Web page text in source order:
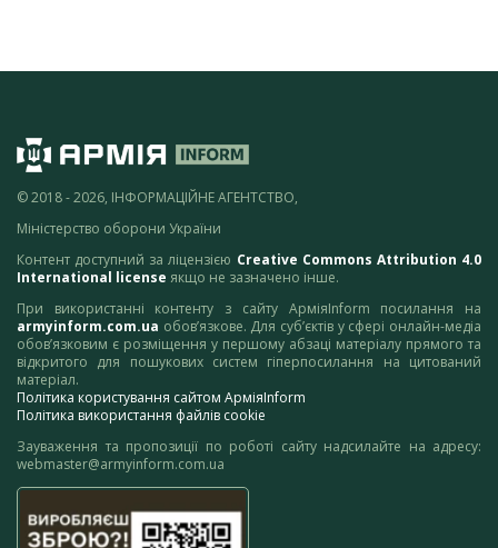
© 2018 - 2026, ІНФОРМАЦІЙНЕ АГЕНТСТВО,
Міністерство оборони України
Контент доступний за ліцензією Creative Commons Attribution 4.0
International license якщо не зазначено інше.
При використанні контенту з сайту АрміяInform посилання на
armyinform.com.ua обов’язкове. Для суб’єктів у сфері онлайн-медіа
обов’язковим є розміщення у першому абзаці матеріалу прямого та
відкритого для пошукових систем гіперпосилання на цитований
матеріал.
Політика користування сайтом АрміяInform
Політика використання файлів cookie
Зауваження та пропозиції по роботі сайту надсилайте на адресу:
webmaster@armyinform.com.ua